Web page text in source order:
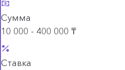
Сумма
10 000 - 400 000 ₸
Ставка